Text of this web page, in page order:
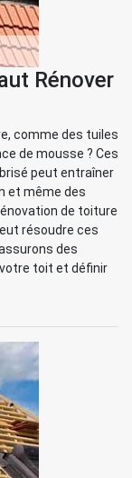
Rénover
comme des tuiles
de mousse ? Ces
peut entraîner
et même des
de toiture
résoudre ces
des
toit et définir